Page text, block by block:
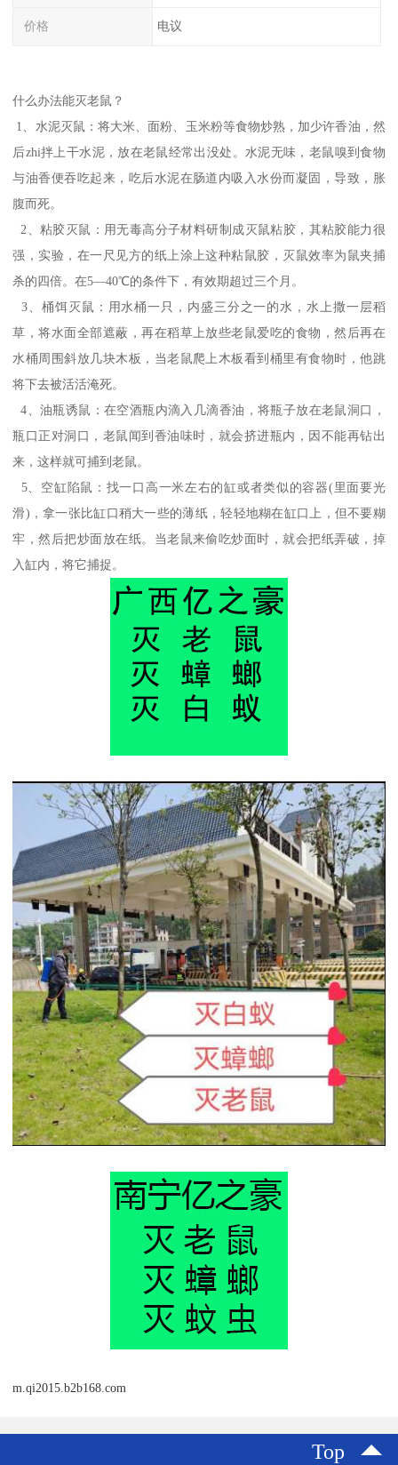
价格 电议
什么办法能灭老鼠？
1、水泥灭鼠：将大米、面粉、玉米粉等食物炒熟，加少许香油，然
后zhi拌上干水泥，放在老鼠经常出没处。水泥无味，老鼠嗅到食物
与油香便吞吃起来，吃后水泥在肠道内吸入水份而凝固，导致，胀
腹而死。
2、粘胶灭鼠：用无毒高分子材料研制成灭鼠粘胶，其粘胶能力很
强，实验，在一尺见方的纸上涂上这种粘鼠胶，灭鼠效率为鼠夹捕
杀的四倍。在5—40℃的条件下，有效期超过三个月。
3、桶饵灭鼠：用水桶一只，内盛三分之一的水，水上撒一层稻
草，将水面全部遮蔽，再在稻草上放些老鼠爱吃的食物，然后再在
水桶周围斜放几块木板，当老鼠爬上木板看到桶里有食物时，他跳
将下去被活活淹死。
4、油瓶诱鼠：在空酒瓶内滴入几滴香油，将瓶子放在老鼠洞口，
瓶口正对洞口，老鼠闻到香油味时，就会挤进瓶内，因不能再钻出
来，这样就可捕到老鼠。
5、空缸陷鼠：找一口高一米左右的缸或者类似的容器(里面要光
滑)，拿一张比缸口稍大一些的薄纸，轻轻地糊在缸口上，但不要糊
牢，然后把炒面放在纸。当老鼠来偷吃炒面时，就会把纸弄破，掉
入缸内，将它捕捉。
m.qi2015.b2b168.com
Top